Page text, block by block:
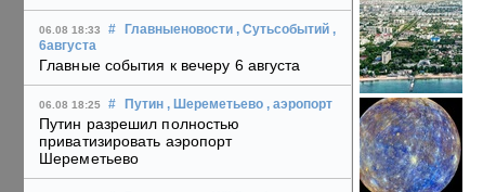
06.08 18:33 # Главныеновости , Сутьсобытий ,
6августа
Главные события к вечеру 6 августа
06.08 18:25 # Путин , Шереметьево , аэропорт
Путин разрешил полностью
приватизировать аэропорт
Шереметьево